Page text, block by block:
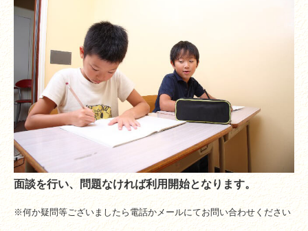
面談を行い、問題なければ利用開始となります。
※何か疑問等ございましたら電話かメールにてお問い合わせください